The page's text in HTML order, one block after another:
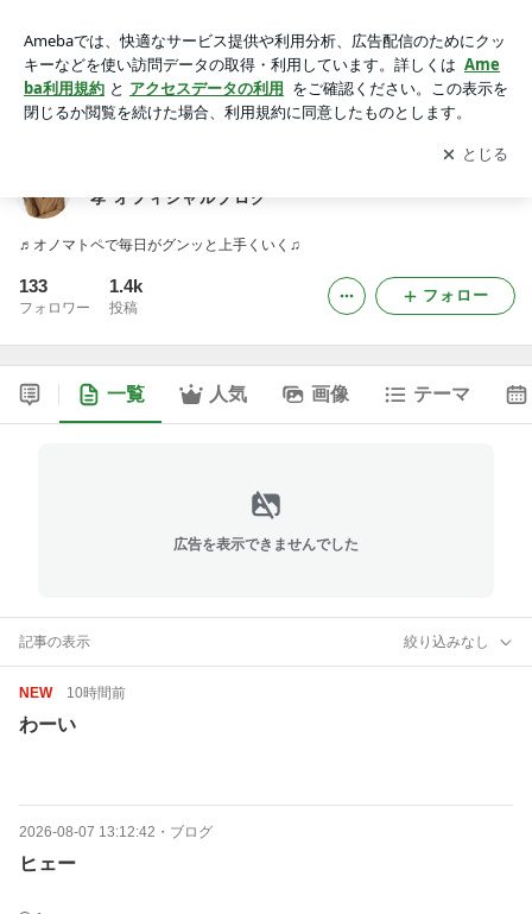
ィシャルブログ
アプリをダウンロードして ブログの更新通知
を受け取りまし
ょう。
開く
孝 オフィシャルブログ
♬オノマトペで毎日がグンッと上手くいく♫
133
フォロワー
1.4k
投稿
フォロー
一覧 人気 画像 テーマ
広告を表示できませんでした
記事の表示 絞り込みなし
NEW 10時間前
わーい
2026-08-07 13:12:42 ・ ブログ
ヒェー